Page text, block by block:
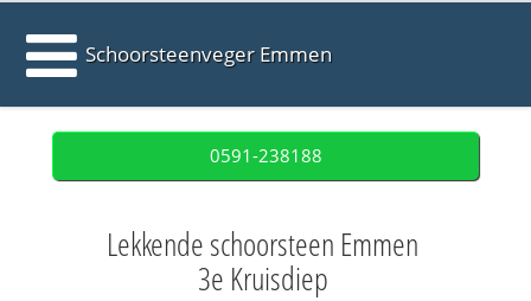
Schoorsteenveger Emmen
0591-238188
Lekkende schoorsteen Emmen
3e Kruisdiep